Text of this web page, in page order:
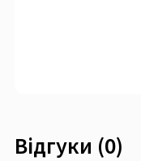
Відгуки (0)